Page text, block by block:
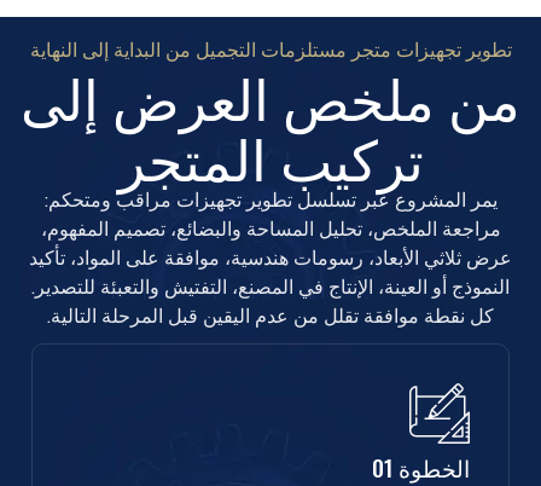
تطوير تجهيزات متجر مستلزمات التجميل من البداية إلى النهاية
من ملخص العرض إلى
تركيب المتجر
يمر المشروع عبر تسلسل تطوير تجهيزات مراقب ومتحكم:
مراجعة الملخص، تحليل المساحة والبضائع، تصميم المفهوم،
عرض ثلاثي الأبعاد، رسومات هندسية، موافقة على المواد، تأكيد
النموذج أو العينة، الإنتاج في المصنع، التفتيش والتعبئة للتصدير.
كل نقطة موافقة تقلل من عدم اليقين قبل المرحلة التالية.
الخطوة 01